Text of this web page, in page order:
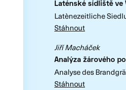
Laténské sídliště ve
Latènezeitliche
Stáhnout
Jiří Macháček
Analýza žárového
Analyse des
Stáhnout